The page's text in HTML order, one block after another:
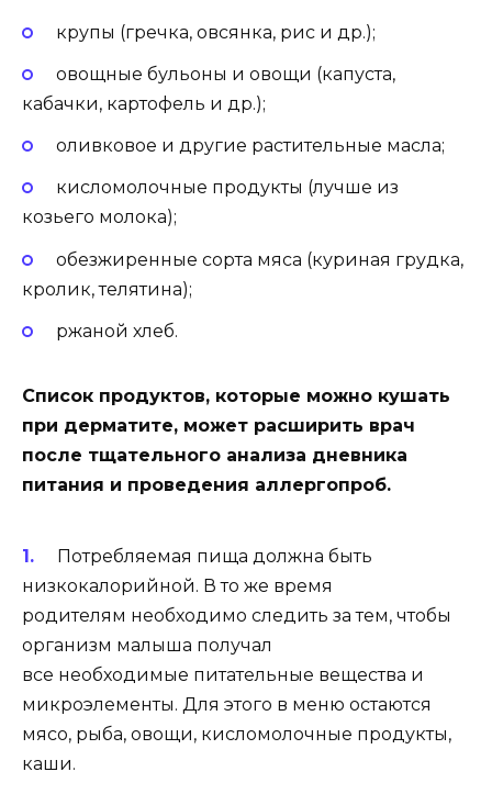
крупы (гречка, овсянка, рис и др.);
овощные бульоны и овощи (капуста,
кабачки, картофель и др.);
оливковое и другие растительные масла;
кисломолочные продукты (лучше из
козьего молока);
обезжиренные сорта мяса (куриная грудка,
кролик, телятина);
ржаной хлеб.
Список продуктов, которые можно кушать
при дерматите, может расширить врач
после тщательного анализа дневника
питания и проведения аллергопроб.
Потребляемая пища должна быть
низкокалорийной. В то же время
родителям необходимо следить за тем, чтобы
организм малыша получал
все необходимые питательные вещества и
микроэлементы. Для этого в меню остаются
мясо, рыба, овощи, кисломолочные продукты,
каши.